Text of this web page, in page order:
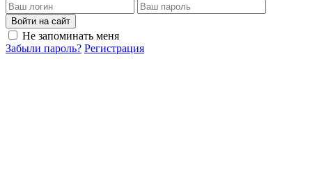
Войти на сайт
Не запоминать меня
Забыли пароль? Регистрация